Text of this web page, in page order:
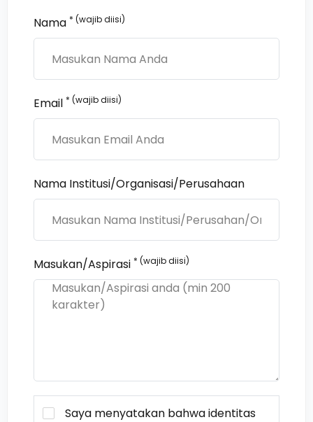
Nama * (wajib diisi)
Email * (wajib diisi)
Nama Institusi/Organisasi/Perusahaan
Masukan/Aspirasi * (wajib diisi)
Saya menyatakan bahwa identitas